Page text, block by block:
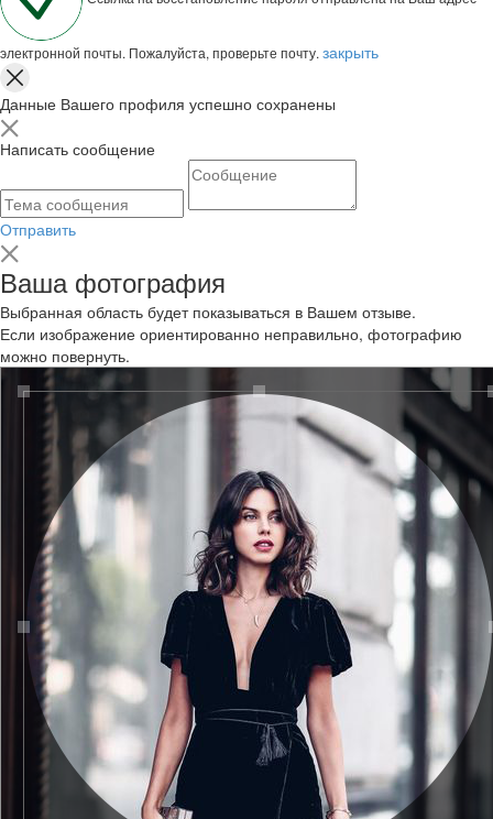
электронной почты. Пожалуйста, проверьте почту. закрыть
Данные Вашего профиля успешно сохранены
Написать сообщение
Отправить
Ваша фотография
Выбранная область будет показываться в Вашем отзыве.
Если изображение ориентированно неправильно, фотографию
можно повернуть.